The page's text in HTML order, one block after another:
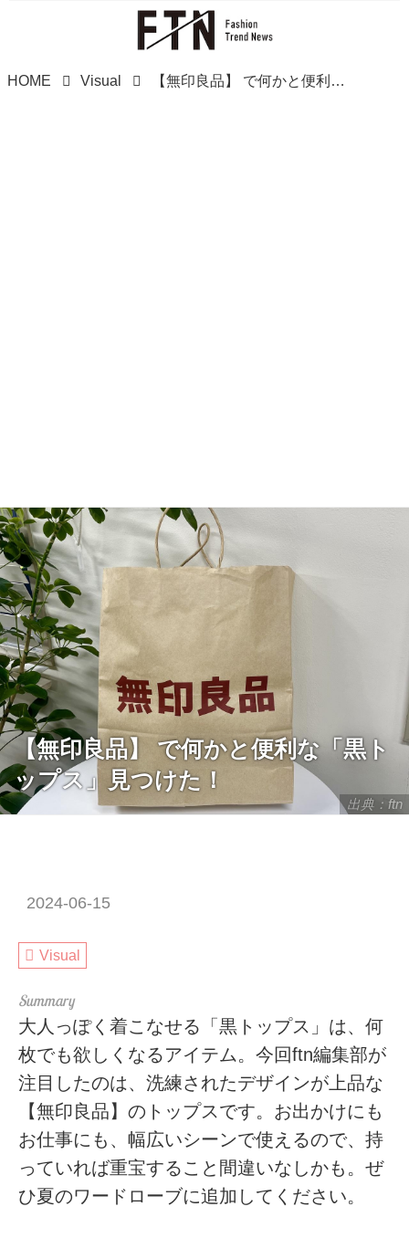
HOME Visual 【無印良品】 で何かと便利な「黒トップス」見つけた！
出典：ftn
【無印良品】 で何かと便利な「黒ト
ップス」見つけた！
2024-06-15
Visual
大人っぽく着こなせる「黒トップス」は、何
枚でも欲しくなるアイテム。今回ftn編集部が
注目したのは、洗練されたデザインが上品な
【無印良品】のトップスです。お出かけにも
お仕事にも、幅広いシーンで使えるので、持
っていれば重宝すること間違いなしかも。ぜ
ひ夏のワードローブに追加してください。